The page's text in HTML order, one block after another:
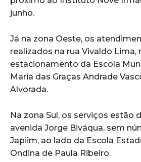
junho.
Já na zona Oeste, os
realizados na rua Vivaldo Lima,
estacionamento da Escola
Maria das Graças Andrade
Alvorada.
Na zona Sul, os serviços estão
avenida Jorge Biváqua, sem
Japiim, ao lado da Escola
Ondina de Paula Ribeiro.